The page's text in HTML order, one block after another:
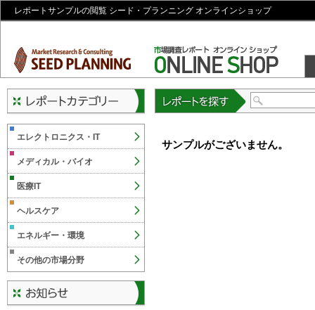
レポートサンプルの閲覧 シード・プランニング オンラインショップ
サンプルがございません。
エレクトロニクス・IT
メディカル・バイオ
医療IT
ヘルスケア
エネルギー・環境
その他の市場分野